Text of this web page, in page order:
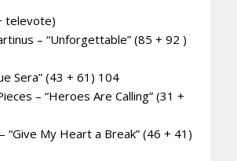
televote)
– “Unforgettable” (85 + 92 )
Sera” (43 + 61) 104
– “Heroes Are Calling” (31 +
“Give My Heart a Break” (46 + 41)